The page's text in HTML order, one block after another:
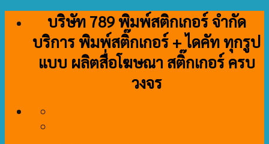
content
บริษัท 789 พิมพ์สติกเกอร์ จำกัด
บริการ พิมพ์สติ๊กเกอร์ + ไดคัท ทุกรูป
แบบ ผลิตสื่อโฆษณา สติ๊กเกอร์ ครบ
วงจร